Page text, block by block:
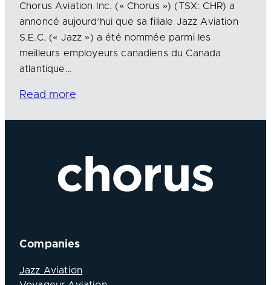
Chorus Aviation Inc. (« Chorus ») (TSX: CHR) a
annoncé aujourd’hui que sa filiale Jazz Aviation
S.E.C. (« Jazz ») a été nommée parmi les
meilleurs employeurs canadiens du Canada
atlantique…
Read more
Companies
Jazz Aviation